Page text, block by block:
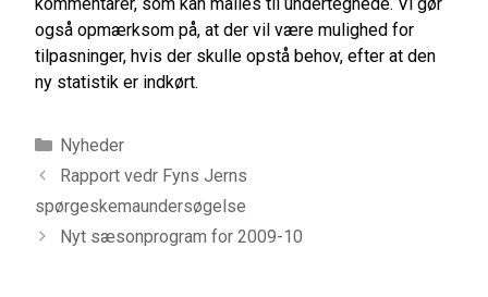
også opmærksom på, at der vil være mulighed for
tilpasninger, hvis der skulle opstå behov, efter at den
ny statistik er indkørt.
Kategorier
Nyheder
Rapport vedr Fyns Jerns
spørgeskemaundersøgelse
Nyt sæsonprogram for 2009-10